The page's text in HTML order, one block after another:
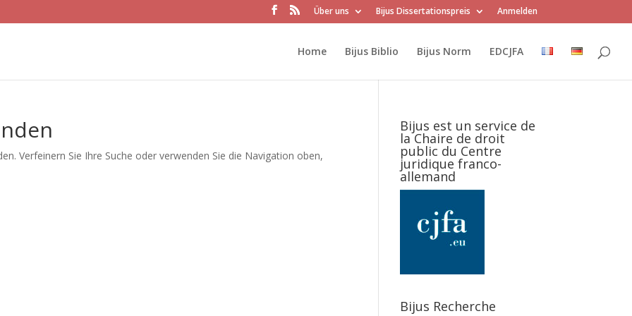
Über uns Bijus Dissertationspreis Anmelden
Home Bijus Biblio Bijus Norm EDCJFA
Verfeinern Sie Ihre Suche oder verwenden Sie die Navigation oben,
Bijus est un service de
la Chaire de droit
public du Centre
juridique franco-
allemand
Bijus Recherche